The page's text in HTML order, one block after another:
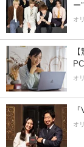
ー”
オ
PC
オ
オ